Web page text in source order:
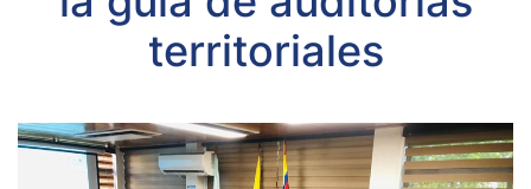
territoriales